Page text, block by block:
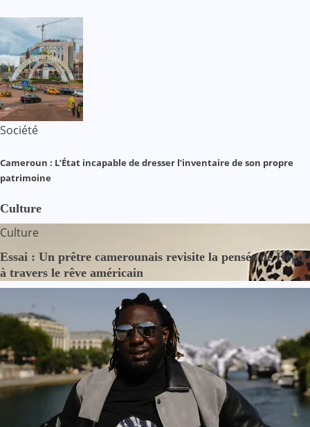
Société
Cameroun : L’État incapable de dresser l’inventaire de son propre
patrimoine
Culture
Culture
Essai : Un prêtre camerounais revisite la pensée de Hegel
à travers le rêve américain